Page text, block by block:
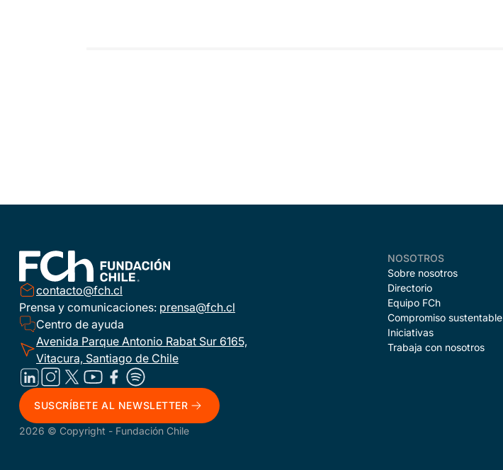
contacto@fch.cl
Prensa y comunicaciones: prensa@fch.cl
Centro de ayuda
Avenida Parque Antonio Rabat Sur 6165,
Vitacura, Santiago de Chile
NOSOTROS
Sobre nosotros
Directorio
Equipo FCh
Compromiso sustentable
Iniciativas
Trabaja con nosotros
SUSCRÍBETE AL NEWSLETTER
2026 © Copyright - Fundación Chile